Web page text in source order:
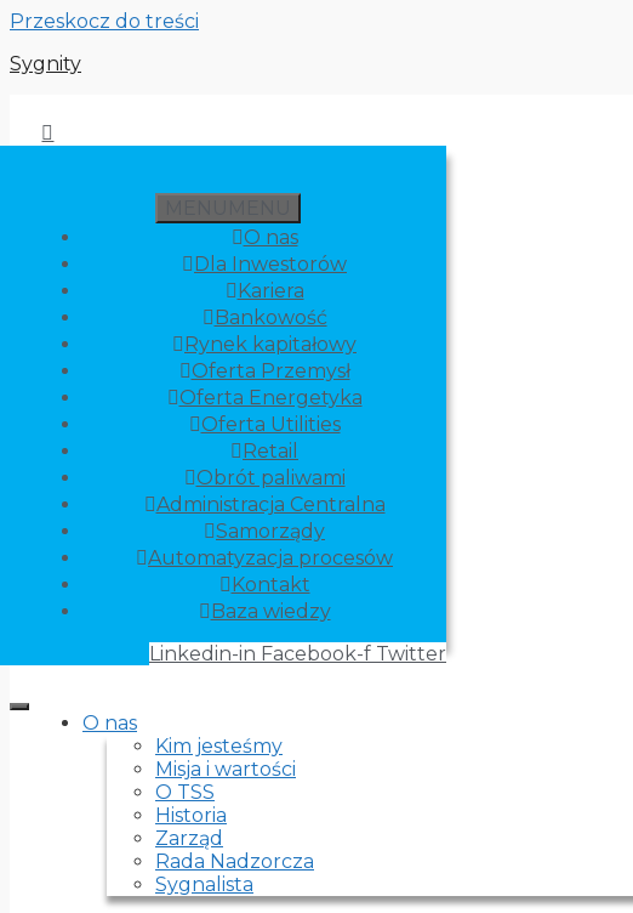
Przeskocz do treści
Sygnity
O nas
Dla Inwestorów
Kariera
Bankowość
Rynek kapitałowy
Oferta Przemysł
Oferta Energetyka
Oferta Utilities
Retail
Obrót paliwami
Administracja Centralna
Samorządy
Automatyzacja procesów
Kontakt
Baza wiedzy
Linkedin-in Facebook-f Twitter
O nas
Kim jesteśmy
Misja i wartości
O TSS
Historia
Zarząd
Rada Nadzorcza
Sygnalista